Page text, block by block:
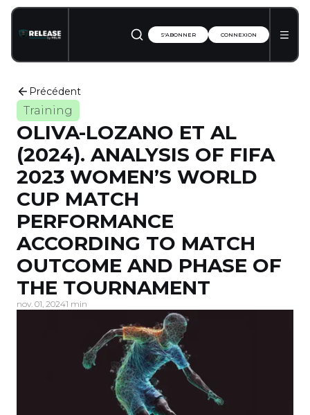
S'ABONNER CONNEXION
Précédent
Training
OLIVA-LOZANO ET AL
(2024). ANALYSIS OF FIFA
2023 WOMEN’S WORLD
CUP MATCH
PERFORMANCE
ACCORDING TO MATCH
OUTCOME AND PHASE OF
THE TOURNAMENT
nov. 01, 20241 min